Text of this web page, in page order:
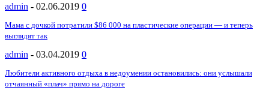
admin - 02.06.2019 0
Мама с дочкой потратили $86 000 на пластические операции — и теперь
выглядят так
admin - 03.04.2019 0
Любители активного отдыха в недоумении остановились: они услышали
отчаянный «плач» прямо на дороге